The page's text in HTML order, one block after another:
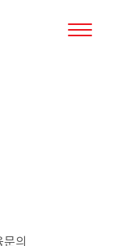
의